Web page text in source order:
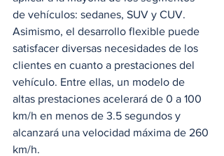
de vehículos: sedanes, SUV y CUV.
Asimismo, el desarrollo flexible puede
satisfacer diversas necesidades de los
clientes en cuanto a prestaciones del
vehículo. Entre ellas, un modelo de
altas prestaciones acelerará de 0 a 100
km/h en menos de 3.5 segundos y
alcanzará una velocidad máxima de 260
km/h.